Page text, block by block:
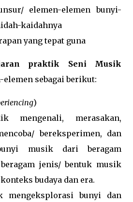
elemen-elemen bunyi-
kaidahnya
yang tepat guna
praktik Seni Musik
sebagai berikut:
)
mengenali, merasakan,
bereksperimen, dan
musik dari beragam
jenis/ bentuk musik
budaya dan era.
mengeksplorasi bunyi dan